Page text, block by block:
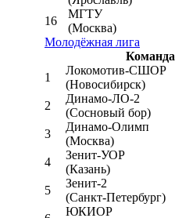
16
МГТУ
(Москва)
Молодёжная лига
Команда
1
Локомотив-CШОР
(Новосибирск)
2
Динамо-ЛО-2
(Сосновый бор)
3
Динамо-Олимп
(Москва)
4
Зенит-УОР
(Казань)
5
Зенит-2
(Санкт-Петербург)
ЮКИОР